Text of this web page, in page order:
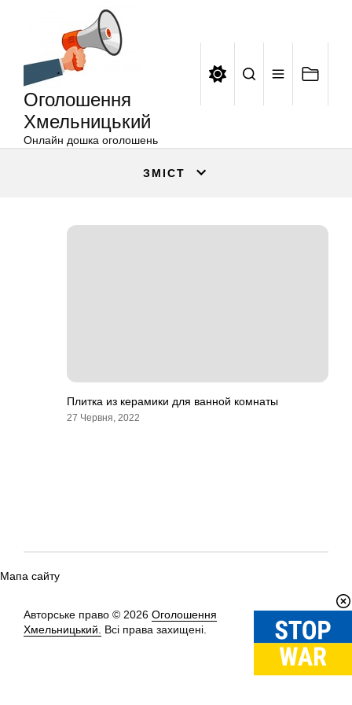
Оголошення
Хмельницький
Онлайн дошка оголошень
ЗМІСТ
Плитка из керамики для ванной комнаты
27 Червня, 2022
Мапа сайту
Авторське право © 2026 Оголошення
Хмельницький.
Всі права захищені.
Вгору↑